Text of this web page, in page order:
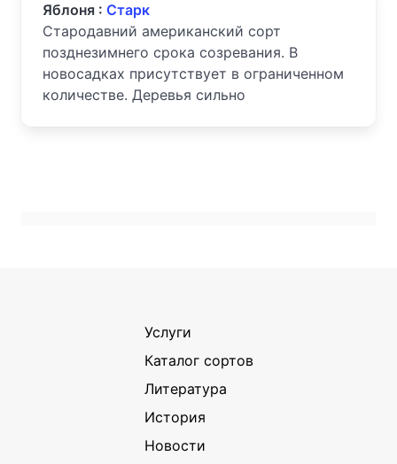
Яблоня : Старк
Стародавний американский сорт
позднезимнего срока созревания. В
новосадках присутствует в ограниченном
количестве. Деревья сильно
Услуги
Каталог сортов
Литература
История
Новости